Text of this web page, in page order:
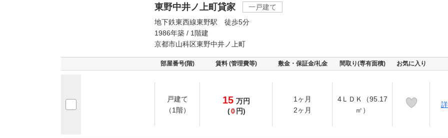
東野中井ノ上町貸家
一戸建て
地下鉄東西線東野駅 徒歩5分
1986年築 / 1階建
京都市山科区東野中井ノ上町
部屋番号(階) 賃料 (管理費等) 敷金・保証金/礼金 間取り(専有面積) お気に入り
戸建て
（1階）
15 万円
(0 円)
1ヶ月
2ヶ月
4ＬＤＫ（95.17
㎡）